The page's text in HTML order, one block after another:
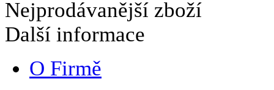
Nejprodávanější zboží
Další informace
O Firmě